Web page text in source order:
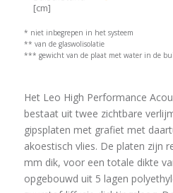
[cm]
* niet inbegrepen in het systeem
** van de glaswolisolatie
*** gewicht van de plaat met water in de
Het Leo High Performance
bestaat uit twee zichtbare
gipsplaten met grafiet met
akoestisch vlies. De platen zijn
mm dik, voor een totale dikte
opgebouwd uit 5 lagen